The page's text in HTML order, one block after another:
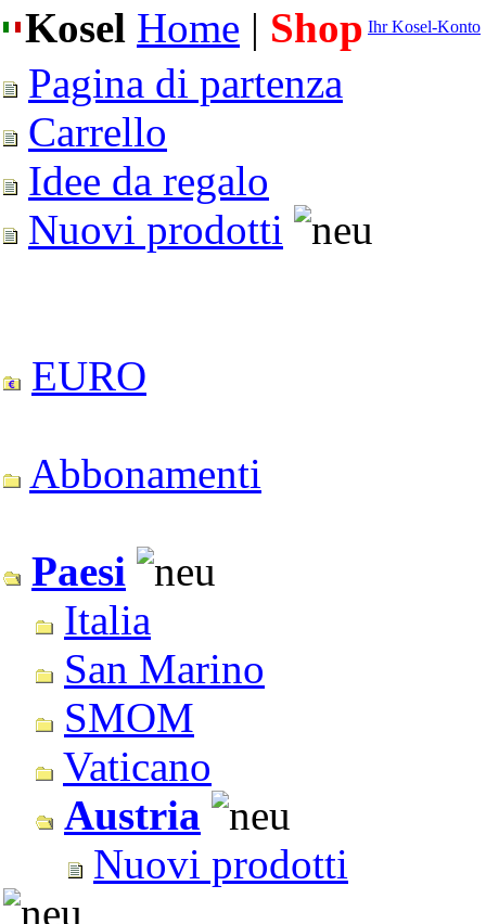
Kosel Home | Shop Ihr Kosel-Konto
Pagina di partenza
Carrello
Idee da regalo
Nuovi prodotti
EURO
Abbonamenti
Paesi
Italia
San Marino
SMOM
Vaticano
Austria
Nuovi prodotti